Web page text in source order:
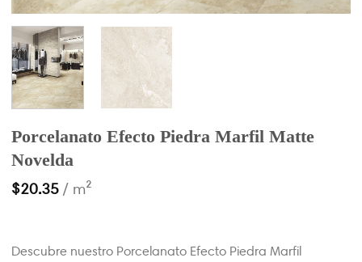
Porcelanato Efecto Piedra Marfil Matte
Novelda
$20.35 / m²
Descubre nuestro Porcelanato Efecto Piedra Marfil